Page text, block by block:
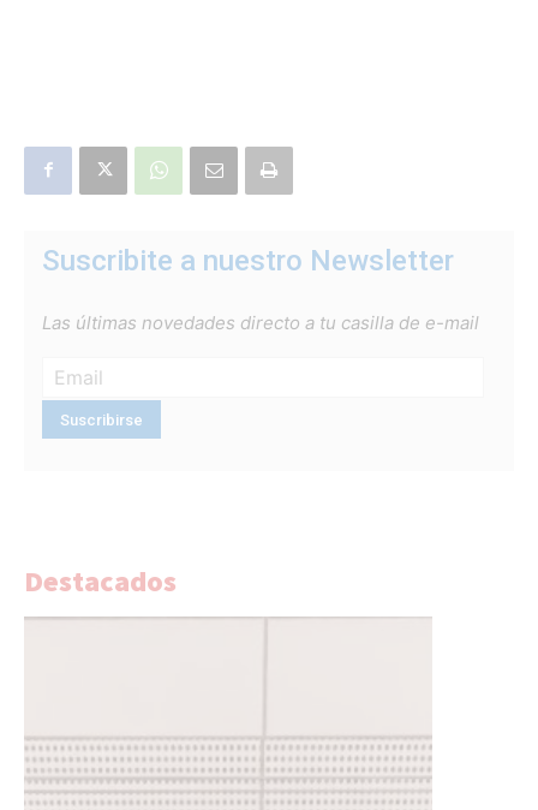
Suscribite a nuestro Newsletter
Las últimas novedades directo a tu casilla de e-mail
Destacados